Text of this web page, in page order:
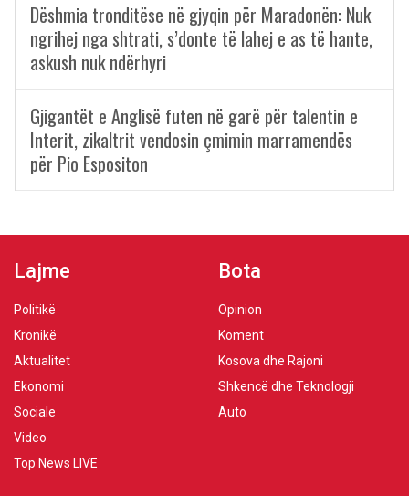
Dëshmia tronditëse në gjyqin për Maradonën: Nuk
ngrihej nga shtrati, s’donte të lahej e as të hante,
askush nuk ndërhyri
Gjigantët e Anglisë futen në garë për talentin e
Interit, zikaltrit vendosin çmimin marramendës
për Pio Espositon
Lajme
Politikë
Kronikë
Aktualitet
Ekonomi
Sociale
Video
Top News LIVE
Bota
Opinion
Koment
Kosova dhe Rajoni
Shkencë dhe Teknologji
Auto